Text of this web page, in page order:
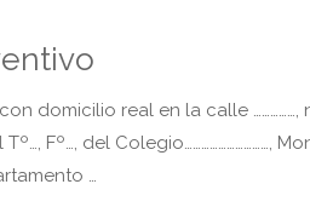
domicilio real en la calle ……………,
Fº…, del Colegio…………………………,
…